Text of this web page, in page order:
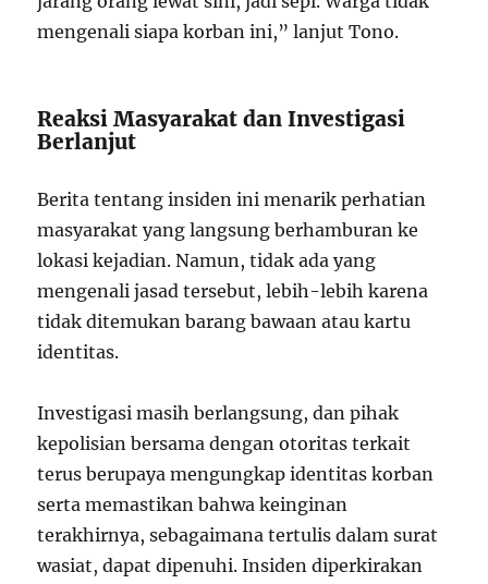
mengenali siapa korban ini,” lanjut Tono.
Reaksi Masyarakat dan Investigasi
Berlanjut
Berita tentang insiden ini menarik perhatian
masyarakat yang langsung berhamburan ke
lokasi kejadian. Namun, tidak ada yang
mengenali jasad tersebut, lebih-lebih karena
tidak ditemukan barang bawaan atau kartu
identitas.
Investigasi masih berlangsung, dan pihak
kepolisian bersama dengan otoritas terkait
terus berupaya mengungkap identitas korban
serta memastikan bahwa keinginan
terakhirnya, sebagaimana tertulis dalam surat
wasiat, dapat dipenuhi. Insiden diperkirakan